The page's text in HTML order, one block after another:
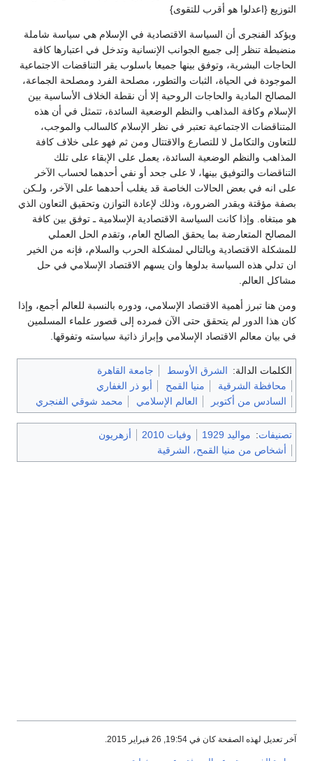
التوزيع {اعدلوا هو أقرب للتقوى}
ويؤكد الفنجرى أن السياسة الاقتصادية في الإسلام هي سياسة شاملة
منضبطة تنظر إلى جميع الجوانب الإنسانية وتدخل في اعتبارها كافة
الحاجات البشرية، وتوفق بينها جميعا باسلوب يقر التناقضات الاجتماعية
الموجودة في الحياة، الثبات والتطور، مصلحة الفرد ومصلحة الجماعة،
المصالح المادية والحاجات الروحية إلا أن نقطة الخلاف الأساسية بين
الإسلام وكافة المذاهب والنظم الوضعية السائدة، تتمثل في أن هذه
المتناقضات الاجتماعية تعتبر في نظر الإسلام كالسالب والموجب،
للتعاون والتكامل لا للتصارع والاقتتال ومن ثم فهو على خلاف كافة
المذاهب والنظم الوضعية السائدة، يعمل على الإبقاء على تلك
التناقضات والتوفيق بينها، لا على جحد أو نفي أحدهما لحساب الآخر
على انه في بعض الحالات الخاصة قد يغلب أحدهما على الآخر، ولـكن
بصفة مؤقتة وبقدر الضرورة، وذلك لإعادة التوازن وتحقيق التعاون الذي
هو مبتغاه. وإذا كانت السياسة الاقتصادية الإسلامية ـ توفق بين كافة
المصالح المتعارضة بما يحقق الصالح العام، وتقدم الحل العملي
للمشكلة الاقتصادية وبالتالي لمشكلة الحرب والسلام، فإنه من الخير
ان تدلي هذه السياسة بدلوها وان يسهم الاقتصاد الإسلامي في حل
مشاكل العالم.
ومن هنا تبرز أهمية الاقتصاد الإسلامي، ودوره بالنسبة للعالم أجمع، وإذا
كان هذا الدور لم يتحقق حتى الآن فمرده إلى قصور علماء المسلمين
في بيان معالم الاقتصاد الإسلامي وإبراز ذاتية سياسته وتفوقها.
الكلمات الدالة: الشرق الأوسط
جامعة القاهرة
محافظة الشرقية
منيا القمح
أبو ذر الغفاري
السادس من أكتوبر
العالم الإسلامي محمد شوقي الفنجري
تصنيفات: مواليد 1929 وفيات 2010
أزهريون
أشخاص من منيا القمح، الشرقية
آخر تعديل لهذه الصفحة كان في 19:54, 26 فبراير 2015.